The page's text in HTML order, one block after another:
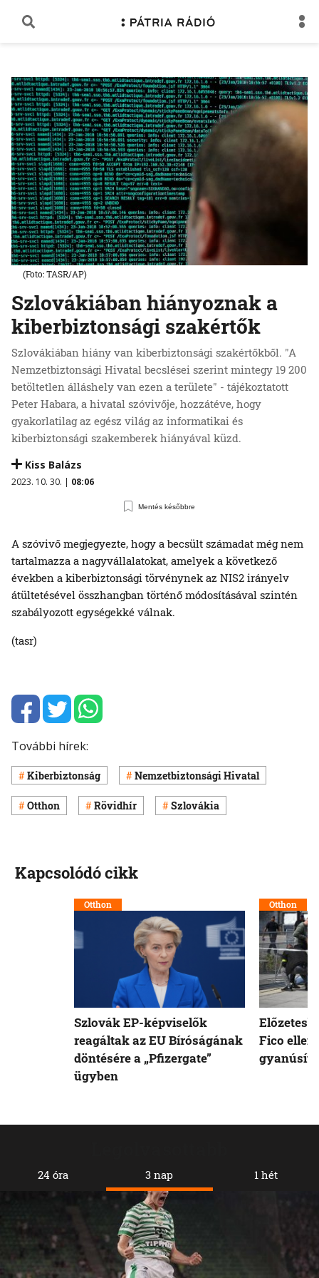
Szlovákiában hiányoznak a
kiberbiztonsági szakértők
Szlovákiában hiány van kiberbiztonsági szakértőkből. "A
Nemzetbiztonsági Hivatal becslései szerint mintegy 19 200
betöltetlen álláshely van ezen a területe" - tájékoztatott
Peter Habara, a hivatal szóvivője, hozzátéve, hogy
gyakorlatilag az egész világ az informatikai és
kiberbiztonsági szakemberek hiányával küzd.
Kiss Balázs
2023. 10. 30. | 08:06
Mentés későbbre
(Foto: TASR/AP)
A szóvivő megjegyezte, hogy a becsült számadat még nem
tartalmazza a nagyvállalatokat, amelyek a következő
években a kiberbiztonsági törvénynek az NIS2 irányelv
átültetésével összhangban történő módosításával szintén
szabályozott egységekké válnak.
(tasr)
További hírek:
Kiberbiztonság Nemzetbiztonsági Hivatal
Otthon Rövidhír Szlovákia
24 óra 3 nap 1 hét
Kapcsolódó cikk
Otthon
Szlovák EP-képviselők
reagáltak az EU Bíróságának
döntésére a „Pfizergate”
ügyben
Otthon
Fico